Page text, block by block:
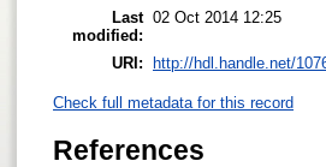
Last
modified:
02 Oct 2014 12:25
URI: http://hdl.handle.net/
Check full metadata for this record
References